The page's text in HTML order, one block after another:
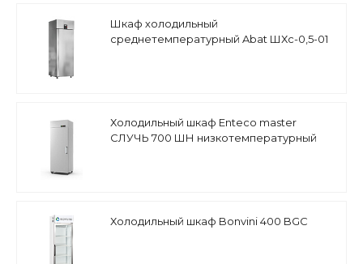
Шкаф холодильный
среднетемпературный Abat ШХс-0,5-01
Холодильный шкаф Enteco master
СЛУЧЬ 700 ШН низкотемпературный
Холодильный шкаф Bonvini 400 BGC